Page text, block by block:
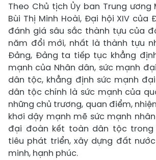
Theo Chủ tịch Ủy ban Trung ương
Bùi Thị Minh Hoài, Đại hội XIV của
đánh giá sâu sắc thành tựu của
năm đổi mới, nhất là thành tựu
Đảng, Đảng ta tiếp tục khẳng
mạnh của Nhân dân, sức mạnh
dân tộc, khẳng định sức mạnh
dân tộc chính là sức mạnh của
những chủ trương, quan điểm,
khơi dậy mạnh mẽ sức mạnh
đại đoàn kết toàn dân tộc trong
tiêu phát triển, xây dựng đất
minh, hạnh phúc.